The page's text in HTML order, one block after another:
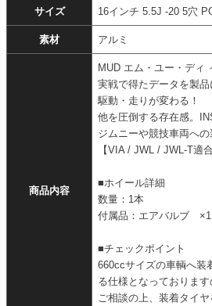
サイズ 16インチ 5.5J -20 5穴
素材 アルミ
商品内容
MUD エム・ユー・ディ
実戦で得たデータを製
駆動・走りが変わる！
他を圧倒する存在感。
ジムニーや競技車両へ
【VIA / JWL / JWL-T適合
■ホイール詳細
数量：1本
付属品：エアバルブ ×1
■チェックポイント
660ccサイズの車輌へ装
る仕様となっておりま
ご相談の上、装着タイ